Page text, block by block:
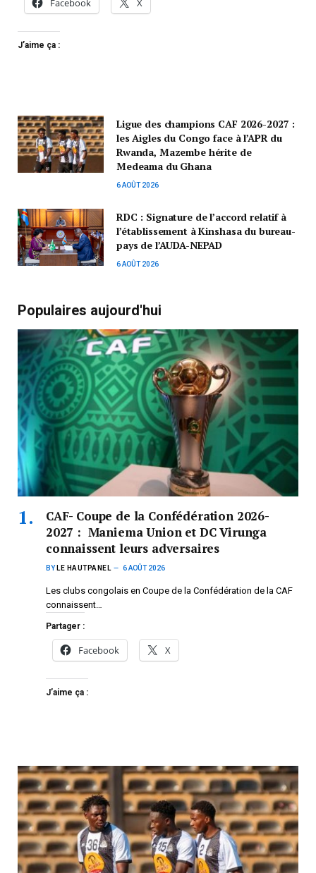
Facebook X
J’aime ça :
Ligue des champions CAF 2026-2027 :
les Aigles du Congo face à l’APR du
Rwanda, Mazembe hérite de
Medeama du Ghana
6 AOÛT 2026
RDC : Signature de l’accord relatif à
l’établissement à Kinshasa du bureau-
pays de l’AUDA-NEPAD
6 AOÛT 2026
Populaires aujourd'hui
CAF- Coupe de la Confédération 2026-
2027 : Maniema Union et DC Virunga
connaissent leurs adversaires
BY LE HAUTPANEL 6 AOÛT 2026
Les clubs congolais en Coupe de la Confédération de la CAF
connaissent…
Partager :
Facebook X
J’aime ça :